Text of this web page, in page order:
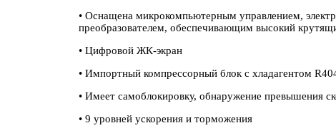
• Оснащена микрокомпьютерным управлением,
преобразователем, обеспечивающим высокий
• Цифровой ЖК-экран
• Импортный компрессорный блок с хладагентом
• Имеет самоблокировку, обнаружение превышения
• 9 уровней ускорения и торможения